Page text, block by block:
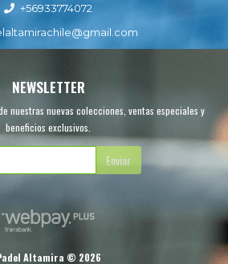
+56933774072
NEWSLETTER
nuestras nuevas colecciones, ventas especiales y
beneficios exclusivos.
Enviar
Altamira © 2026